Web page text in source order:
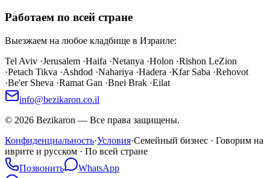
Работаем по всей стране
Выезжаем на любое кладбище в Израиле:
Tel Aviv ·Jerusalem ·Haifa ·Netanya ·Holon ·Rishon LeZion
·Petach Tikva ·Ashdod ·Nahariya ·Hadera ·Kfar Saba ·Rehovot
·Be'er Sheva ·Ramat Gan ·Bnei Brak ·Eilat
info@bezikaron.co.il
© 2026 Bezikaron — Все права защищены.
Конфиденциальность·Условия·Семейный бизнес · Говорим на
иврите и русском · По всей стране
Позвонить
WhatsApp